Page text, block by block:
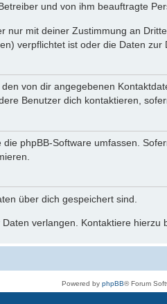
und von ihm beauftragte
nur mit deiner Zustimmung an
verpflichtet ist oder die Daten
von dir angegebenen
Benutzer dich kontaktieren,
phpBB-Software umfassen.
über dich gespeichert sind.
verlangen. Kontaktiere hierzu
Powered by phpBB® Forum